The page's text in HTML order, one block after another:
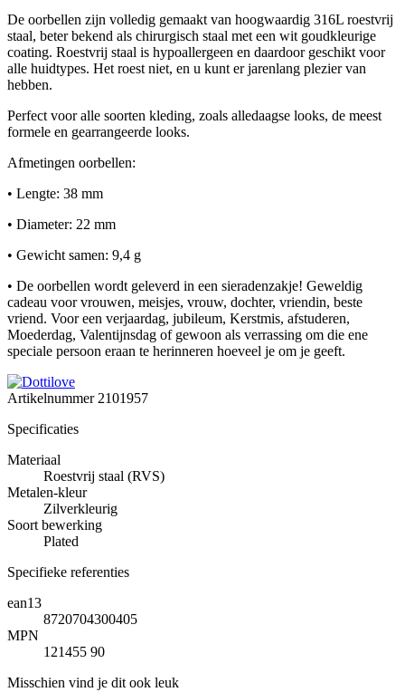
De oorbellen zijn volledig gemaakt van hoogwaardig 316L roestvrij
staal, beter bekend als chirurgisch staal met een wit goudkleurige
coating. Roestvrij staal is hypoallergeen en daardoor geschikt voor
alle huidtypes. Het roest niet, en u kunt er jarenlang plezier van
hebben.
Perfect voor alle soorten kleding, zoals alledaagse looks, de meest
formele en gearrangeerde looks.
Afmetingen oorbellen:
• Lengte: 38 mm
• Diameter: 22 mm
• Gewicht samen: 9,4 g
• De oorbellen wordt geleverd in een sieradenzakje! Geweldig
cadeau voor vrouwen, meisjes, vrouw, dochter, vriendin, beste
vriend. Voor een verjaardag, jubileum, Kerstmis, afstuderen,
Moederdag, Valentijnsdag of gewoon als verrassing om die ene
speciale persoon eraan te herinneren hoeveel je om je geeft.
Artikelnummer2101957
Specificaties
Materiaal
Roestvrij staal (RVS)
Metalen-kleur
Zilverkleurig
Soort bewerking
Plated
Specifieke referenties
ean13
8720704300405
MPN
121455 90
Misschien vind je dit ook leuk